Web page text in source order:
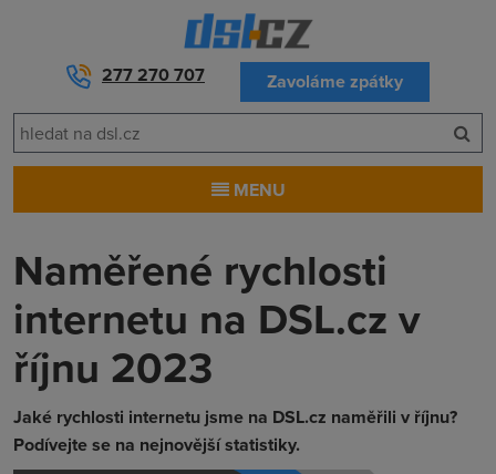
277 270 707 Zavoláme zpátky
MENU
Naměřené rychlosti
internetu na DSL.cz v
říjnu 2023
Jaké rychlosti internetu jsme na DSL.cz naměřili v říjnu?
Podívejte se na nejnovější statistiky.